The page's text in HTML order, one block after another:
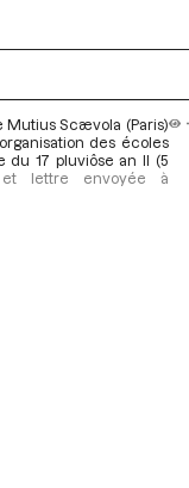
Mutius Scævola (Paris)
des écoles
du 17 pluviôse an II (5
et lettre envoyée à